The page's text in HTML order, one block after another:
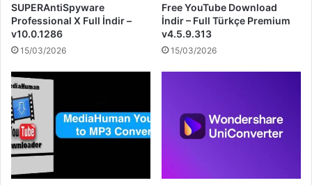
SUPERAntiSpyware
Professional X Full İndir –
v10.0.1286
15/03/2026
Free YouTube Download
İndir – Full Türkçe Premium
v4.5.9.313
15/03/2026